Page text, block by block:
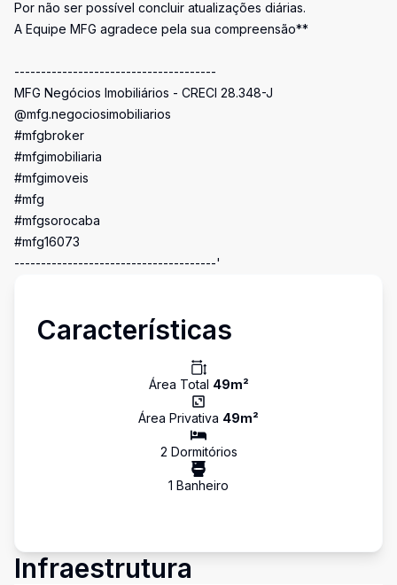
Por não ser possível concluir atualizações diárias.
A Equipe MFG agradece pela sua compreensão**
--------------------------------------
MFG Negócios Imobiliários - CRECI 28.348-J
@mfg.negociosimobiliarios
#mfgbroker
#mfgimobiliaria
#mfgimoveis
#mfg
#mfgsorocaba
#mfg16073
--------------------------------------'
Características
Área Total 49m²
Área Privativa 49m²
2 Dormitórios
1 Banheiro
Infraestrutura